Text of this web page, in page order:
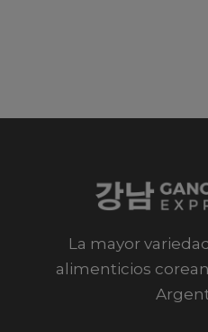
La mayor
alimenticios